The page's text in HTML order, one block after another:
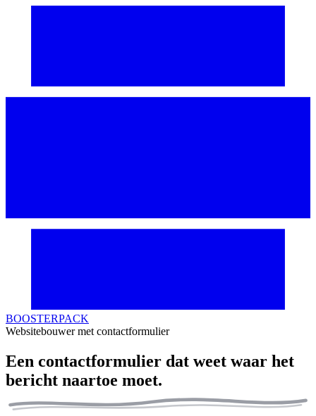
BOOSTERPACK
Websitebouwer met contactformulier
Een contactformulier dat weet waar het
bericht naartoe moet.